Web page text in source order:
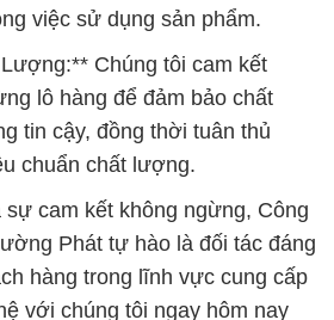
việc sử dụng sản phẩm.
Chúng tôi cam kết
lô hàng để đảm bảo chất
tin cậy, đồng thời tuân thủ
chuẩn chất lượng.
cam kết không ngừng, Công
Phát tự hào là đối tác đáng
hàng trong lĩnh vực cung cấp
với chúng tôi ngay hôm nay